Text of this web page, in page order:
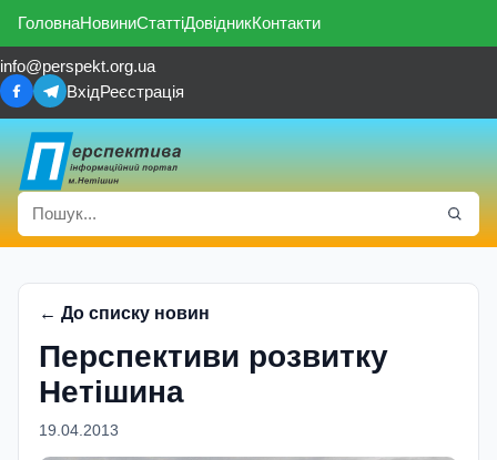
ГоловнаНовиниСтаттіДовідникКонтакти
info@perspekt.org.ua
ВхідРеєстрація
← До списку новин
Перспективи розвитку
Нетiшина
19.04.2013